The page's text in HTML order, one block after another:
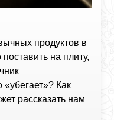
продуктов в
на плиту,
Как
рассказать нам